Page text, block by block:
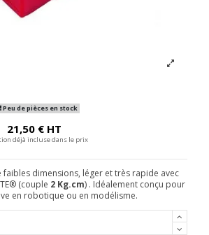
Peu de pièces en stock
21,50 € HT
déjà incluse dans le prix
dimensions, léger et très rapide avec
(couple 2 Kg.cm) . Idéalement conçu pour
en robotique ou en modélisme.